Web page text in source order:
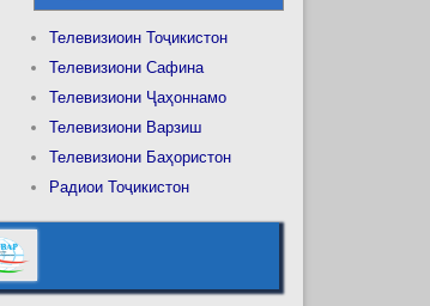
Телевизиоин Тоҷикистон
Телевизиони Сафина
Телевизиони Ҷаҳоннамо
Телевизиони Варзиш
Телевизиони Баҳористон
Радиои Тоҷикистон